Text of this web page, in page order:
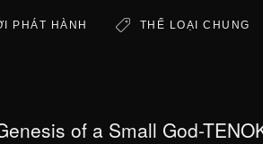
PHÁT HÀNH THỂ LOẠI CHUNG
of a Small God-